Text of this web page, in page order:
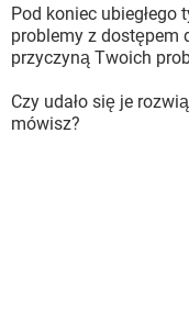
Pod koniec ubiegłego
problemy z dostępem
przyczyną Twoich
Czy udało się je
mówisz?